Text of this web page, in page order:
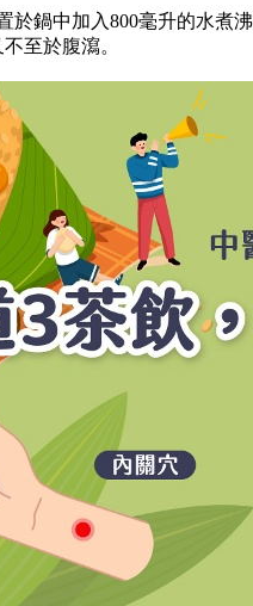
於鍋中加入800毫升的水煮
至於腹瀉。